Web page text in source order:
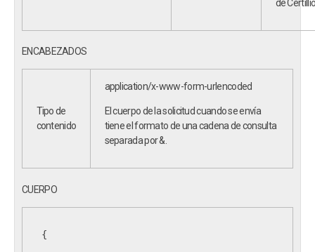
de
ENCABEZADOS
Tipo de
contenido
application/x-www-form-urlencoded
El cuerpo de la solicitud cuando se envía
tiene el formato de una cadena de consulta
separada por &.
CUERPO
{